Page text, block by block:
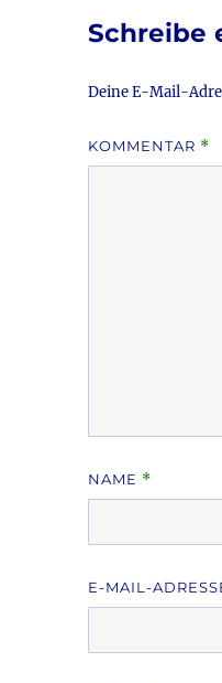
Schreibe
Deine E-Mail-
KOMMENTAR *
NAME *
E-MAIL-